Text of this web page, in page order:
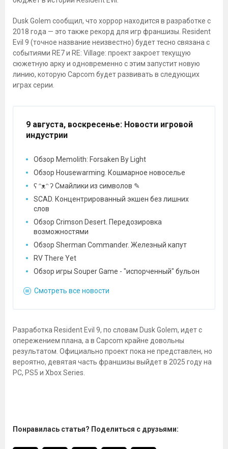
Dusk Golem сообщил, что хоррор находится в разработке с
2018 года — это также рекорд для игр франшизы. Resident
Evil 9 (точное название неизвестно) будет тесно связана с
событиями RE7 и RE: Village: проект закроет текущую
сюжетную арку и одновременно с этим запустит новую
линию, которую Capcom будет развивать в следующих
играх серии.
9 августа, воскресенье: Новости игровой
индустрии
Обзор Memolith: Forsaken By Light
Обзор Housewarming. Кошмарное новоселье
ʕ ᵔᴥᵔ ʔ Смайлики из символов ✎
SCAD. Концентрированный экшен без лишних
слов
Обзор Crimson Desert. Передозировка
возможностями
Обзор Sherman Commander. Железный капут
RV There Yet
Обзор игры Souper Game - "испорченный" бульон
Смотреть все новости
Разработка Resident Evil 9, по словам Dusk Golem, идет с
опережением плана, а в Capcom крайне довольны
результатом. Официально проект пока не представлен, но
вероятно, девятая часть франшизы выйдет в 2025 году на
PC, PS5 и Xbox Series.
Понравилась статья? Поделиться с друзьями: